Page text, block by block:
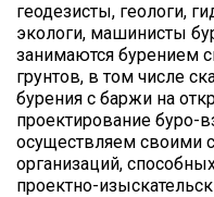
геодезисты, геологи,
экологи, машинисты
занимаются бурением
грунтов, в том числе
бурения с баржи на
проектирование буро-
осуществляем своими
организаций,
проектно-